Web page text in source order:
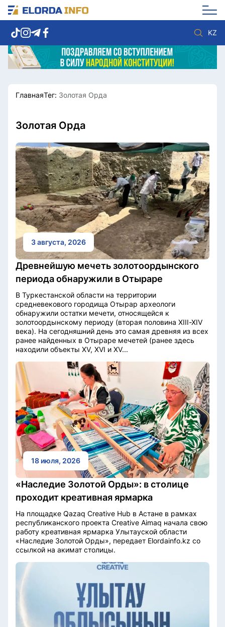
KZ
Новости столицы
Политика
Спорт
Видео
Мир
Послание
Служба Комплаенс
Этический кодекс
Служу стране
ГлавнаяТег: Золотая Орда
Золотая Орда
3 августа, 2026
Древнейшую мечеть золотоордынского
периода обнаружили в Отыраре
В Туркестанской области на территории
средневекового городища Отырар археологи
обнаружили остатки мечети, относящейся к
золотоордынскому периоду (вторая половина XIII-XIV
века). На сегодняшний день это самая древняя из всех
ранее найденных в Отыраре мечетей (ранее здесь
находили объекты XV, XVI и XV...
18 июля, 2026
«Наследие Золотой Орды»: в столице
проходит креативная ярмарка
На площадке Qazaq Creative Hub в Астане в рамках
республиканского проекта Creative Aimaq начала свою
работу креативная ярмарка Улытауской области
«Наследие Золотой Орды», передает Elordainfo.kz со
ссылкой на акимат столицы.